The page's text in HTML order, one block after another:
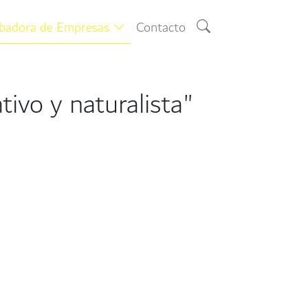
de Empresas Contacto
y naturalista"